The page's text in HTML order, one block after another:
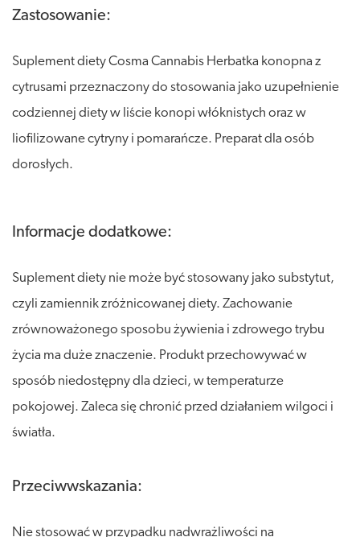
Zastosowanie:
Suplement diety Cosma Cannabis Herbatka konopna z
cytrusami przeznaczony do stosowania jako uzupełnienie
codziennej diety w liście konopi włóknistych oraz w
liofilizowane cytryny i pomarańcze. Preparat dla osób
dorosłych.
Informacje dodatkowe:
Suplement diety nie może być stosowany jako substytut,
czyli zamiennik zróżnicowanej diety. Zachowanie
zrównoważonego sposobu żywienia i zdrowego trybu
życia ma duże znaczenie. Produkt przechowywać w
sposób niedostępny dla dzieci, w temperaturze
pokojowej. Zaleca się chronić przed działaniem wilgoci i
światła.
Przeciwwskazania:
Nie stosować w przypadku nadwrażliwości na